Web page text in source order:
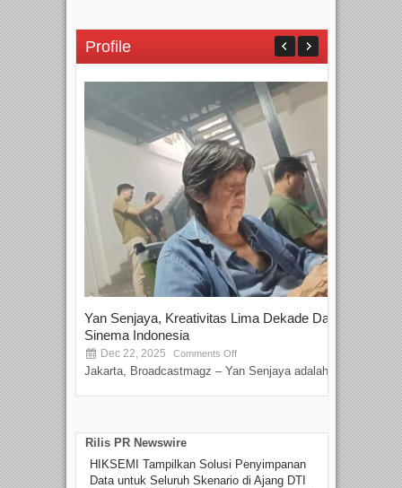
Profile
Yan Senjaya, Kreativitas Lima Dekade Dalam
Sinema Indonesia
Dec 22, 2025 Comments Off
Jakarta, Broadcastmagz – Yan Senjaya adalah...
Rilis PR Newswire
HIKSEMI Tampilkan Solusi Penyimpanan
Data untuk Seluruh Skenario di Ajang DTI